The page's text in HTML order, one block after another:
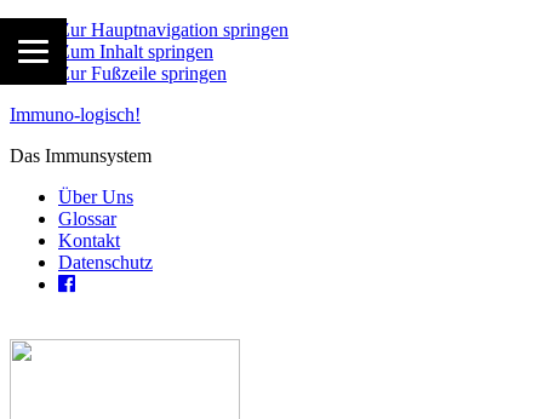
Zur Hauptnavigation springen
Zum Inhalt springen
Zur Fußzeile springen
Immuno-logisch!
Das Immunsystem
Über Uns
Glossar
Kontakt
Datenschutz